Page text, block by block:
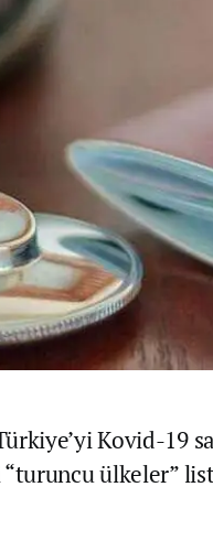
Kovid-19
ülkeler”